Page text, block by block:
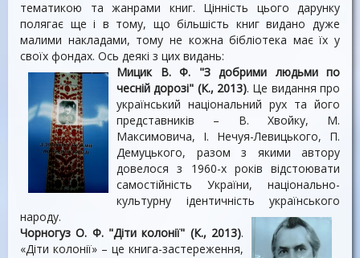
тематикою та жанрами книг. Цінність цього дарунку
полягає ще і в тому, що більшість книг видано дуже
малими накладами, тому не кожна бібліотека має їх у
своїх фондах. Ось деякі з цих видань:
Мицик В. Ф. "З добрими людьми по
чесній дорозі" (К., 2013). Це видання про
український національний рух та його
представників – В. Хвойку, М.
Максимовича, І. Нечуя-Левицького, П.
Демуцького, разом з якими автору
довелося з 1960-х років відстоювати
самостійність України, національно-
культурну ідентичність українського
народу.
Чорногуз О. Ф. "Діти колонії" (К., 2013).
«Дiти колонiї» – це книга-застереження,